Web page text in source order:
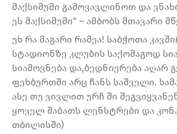
მაქსიმუმი გამოვავლინოთ და
ეს მაქსიმუმი“ – ამბობს მთავარი
უხ რა მაგარი რამეა! საბჭოთა
სტადიონზე კლუბის საქომაგოდ
სიამოვნება და,ბედნიერება აღარ
ფეხბურთში არც ჩანს საშველი.
ასე თუ ვივლით ურჩ ში
ყოველ შაბათს ლენსტრები და
თბილისში)